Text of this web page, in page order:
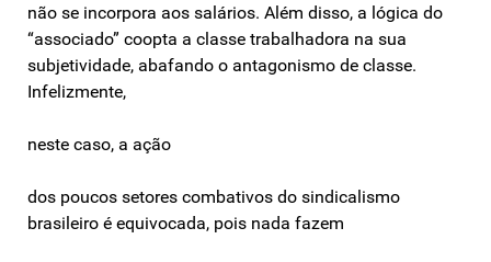
não se incorpora aos salários. Além disso, a lógica do
“associado” coopta a classe trabalhadora na sua
subjetividade, abafando o antagonismo de classe.
Infelizmente,
neste caso, a ação
dos poucos setores combativos do sindicalismo
brasileiro é equivocada, pois nada fazem